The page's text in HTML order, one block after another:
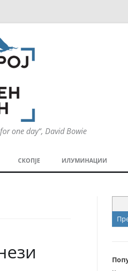
one day“, David Bowie
содржината
СКОПЈЕ ИЛУМИНАЦИИ
СПОРТ
за: